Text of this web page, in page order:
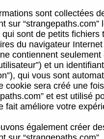
sont collectées
sur
qui sont de petits
du navigateur
contiennent
et un
qui vous sont
cookie sera créé une
et est utilisé
fait améliore votre
également créer